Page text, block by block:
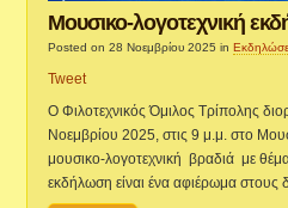
Μουσικο-λογοτεχνική
Posted on 28 Νοεμβρίου 2025 in
Tweet
Ο Φιλοτεχνικός Όμιλος Τρίπολης
Νοεμβρίου 2025, στις 9 μ.μ. στο
μουσικο-λογοτεχνική βραδιά με
εκδήλωση είναι ένα αφιέρωμα στους